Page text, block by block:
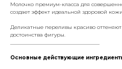
Молочко премиум-класса для
создает эффект идеальной здоровой
Деликатные переливы красиво
достоинства фигуры.
Основные действующие